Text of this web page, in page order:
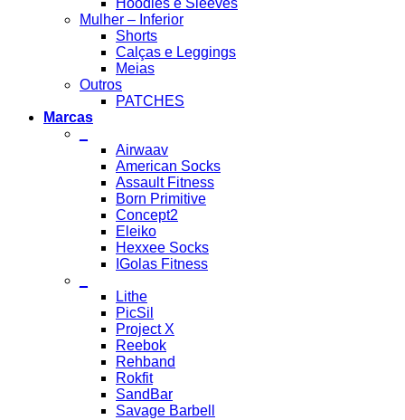
Hoodies e Sleeves
Mulher – Inferior
Shorts
Calças e Leggings
Meias
Outros
PATCHES
Marcas
Airwaav
American Socks
Assault Fitness
Born Primitive
Concept2
Eleiko
Hexxee Socks
IGolas Fitness
Lithe
PicSil
Project X
Reebok
Rehband
Rokfit
SandBar
Savage Barbell